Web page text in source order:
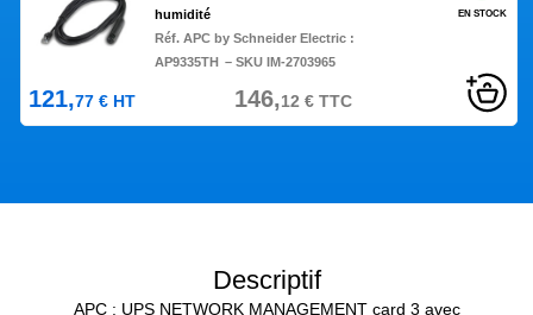
humidité
Réf. APC by Schneider Electric :
AP9335TH – SKU IM-2703965
EN STOCK
121,77 € HT 146,12 €TTC
Descriptif
APC : UPS NETWORK MANAGEMENT card 3 avec